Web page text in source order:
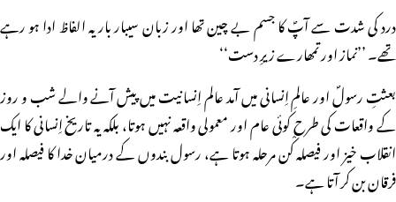
درد کی شدت سے آپؐ کا جسم بے چین تھا اور زبان سیبار بار یہ الفاظ ادا ہو رہے
تھے۔ ’’نماز اور تمھارے زیرِ دست‘‘
بعثتِ رسولؐ اور عالمِ اِنسانی میں آمد عالم اِنسانیت میں پیش آنے والے شب و روز
کے واقعات کی طرح کوئی عام اور معمولی واقعہ نہیں ہوتا، بلکہ یہ تاریخ اِنسانی کا ایک
انقلاب خیز اور فیصلہ کْن مرحلہ ہوتا ہے، رسول بندوں کے درمیان خدا کا فیصلہ اور
فرقان بن کر آتا ہے۔